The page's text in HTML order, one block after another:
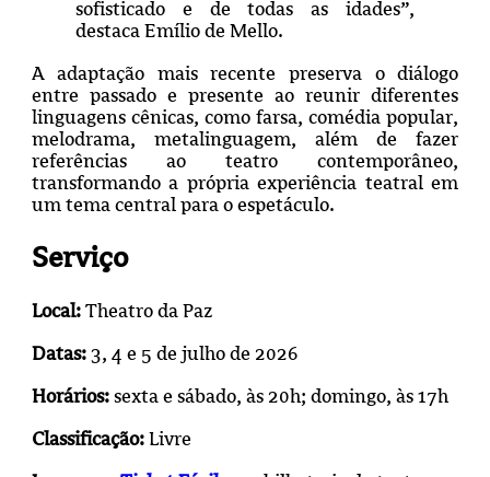
sofisticado e de todas as idades”,
destaca Emílio de Mello.
A adaptação mais recente preserva o diálogo
entre passado e presente ao reunir diferentes
linguagens cênicas, como farsa, comédia popular,
melodrama, metalinguagem, além de fazer
referências ao teatro contemporâneo,
transformando a própria experiência teatral em
um tema central para o espetáculo.
Serviço
Local: Theatro da Paz
Datas: 3, 4 e 5 de julho de 2026
Horários: sexta e sábado, às 20h; domingo, às 17h
Classificação:Livre